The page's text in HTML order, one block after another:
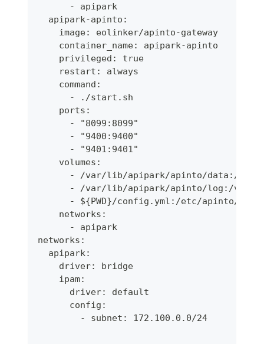
      - apipark
  apipark-apinto:
    image: eolinker/apinto-gateway
    container_name: apipark-apinto
    privileged: true
    restart: always
    command:
      - ./start.sh
    ports:
      - "8099:8099"
      - "9400:9400"
      - "9401:9401"
    volumes:
- /var/lib/apipark/apinto/data:/var/
- /var/lib/apipark/apinto/log:/var/
- ${PWD}/config.yml:/etc/apinto/
    networks:
      - apipark
networks:
  apipark:
    driver: bridge
    ipam:
      driver: default
      config:
        - subnet: 172.100.0.0/24